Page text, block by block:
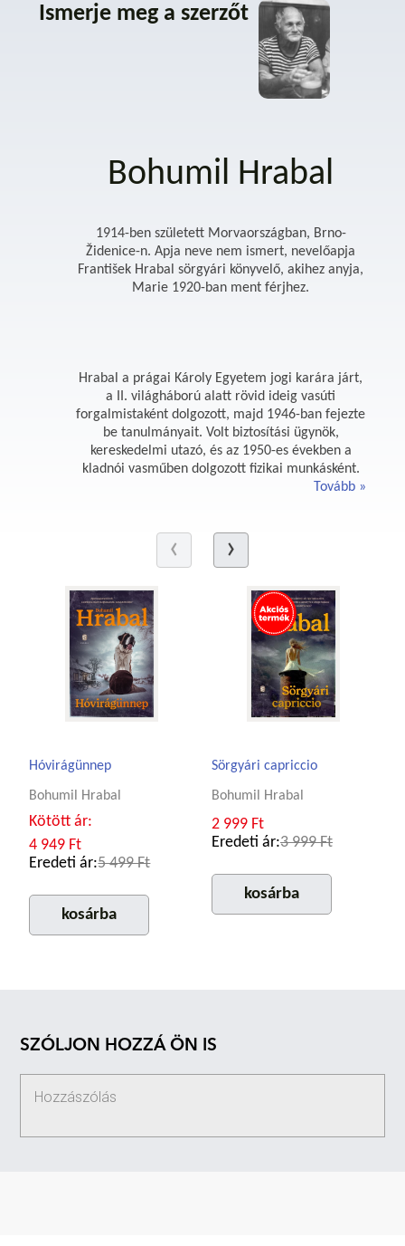
Ismerje meg a szerzőt
Bohumil Hrabal
1914-ben született Morvaországban, Brno-
Židenice-n. Apja neve nem ismert, nevelőapja
František Hrabal sörgyári könyvelő, akihez anyja,
Marie 1920-ban ment férjhez.
Hrabal a prágai Károly Egyetem jogi karára járt,
a II. világháború alatt rövid ideig vasúti
forgalmistaként dolgozott, majd 1946-ban fejezte
be tanulmányait. Volt biztosítási ügynök,
kereskedelmi utazó, és az 1950-es években a
kladnói vasműben dolgozott fizikai munkásként.
Tovább
Hóvirágünnep
Bohumil Hrabal
Kötött ár:
4 949 Ft
Eredeti ár:5 499 Ft
kosárba
Sörgyári capriccio
Bohumil Hrabal
2 999 Ft
Eredeti ár:3 999 Ft
kosárba
SZÓLJON HOZZÁ ÖN IS